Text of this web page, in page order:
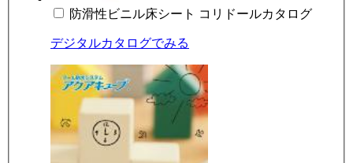
防滑性ビニル床シート コリドールカタログ
デジタルカタログでみる